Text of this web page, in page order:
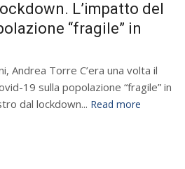
L’impatto del
“fragile” in
Andrea Torre C’era una volta il
19 sulla popolazione “fragile” in
dal lockdown... Read more